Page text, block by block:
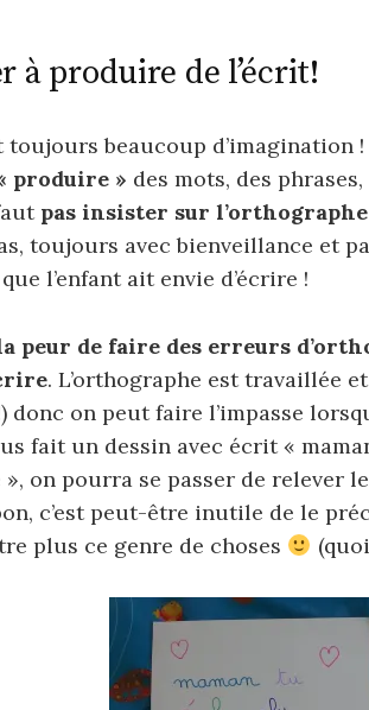
à produire de l’écrit!
toujours beaucoup d’imagination
produire » des mots, des
pas insister sur l’orthographe
toujours avec bienveillance et
l’enfant ait envie d’écrire !
peur de faire des erreurs
. L’orthographe est travaillée
donc on peut faire l’impasse
fait un dessin avec écrit «
», on pourra se passer de relever
c’est peut-être inutile de le
plus ce genre de choses